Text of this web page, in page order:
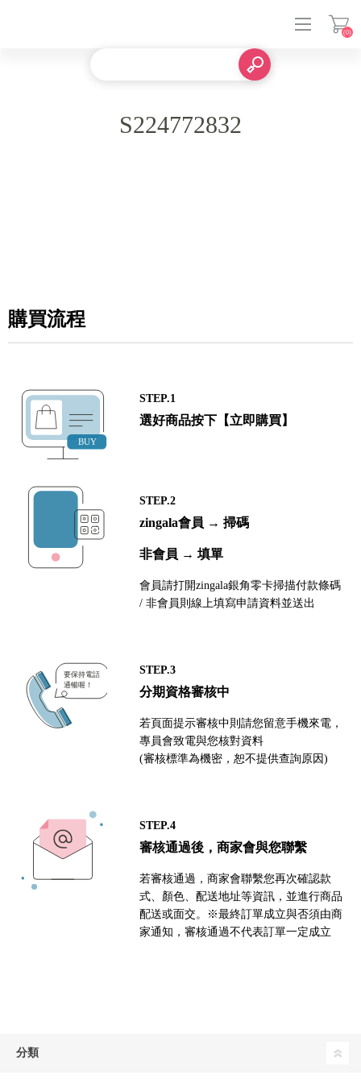
(0)
S224772832
購買流程
STEP.1
選好商品按下【立即購買】
STEP.2
zingala會員 → 掃碼
非會員 → 填單
會員請打開zingala銀角零卡掃描付款條碼
/ 非會員則線上填寫申請資料並送出
STEP.3
分期資格審核中
若頁面提示審核中則請您留意手機來電，
專員會致電與您核對資料
(審核標準為機密，恕不提供查詢原因)
STEP.4
審核通過後，商家會與您聯繫
若審核通過，商家會聯繫您再次確認款
式、顏色、配送地址等資訊，並進行商品
配送或面交。※最終訂單成立與否須由商
家通知，審核通過不代表訂單一定成立
分類